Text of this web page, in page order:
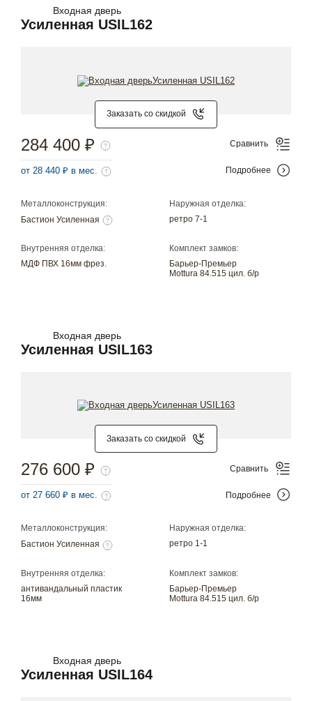
Входная дверь
Усиленная USIL162
Заказать со скидкой
Металлоконструкция:
Бастион Усиленная
Наружная отделка:
ретро 7-1
Внутренняя отделка:
МДФ ПВХ 16мм фрез.
Комплект замков:
Барьер-Премьер
Mottura 84.515 цил. б/р
284 400 ₽
от 28 440 ₽ в мес.
Сравнить
Подробнее
Входная дверь
Усиленная USIL163
Заказать со скидкой
Металлоконструкция:
Бастион Усиленная
Наружная отделка:
ретро 1-1
Внутренняя отделка:
антивандальный пластик
16мм
Комплект замков:
Барьер-Премьер
Mottura 84.515 цил. б/р
276 600 ₽
от 27 660 ₽ в мес.
Сравнить
Подробнее
Входная дверь
Усиленная USIL164